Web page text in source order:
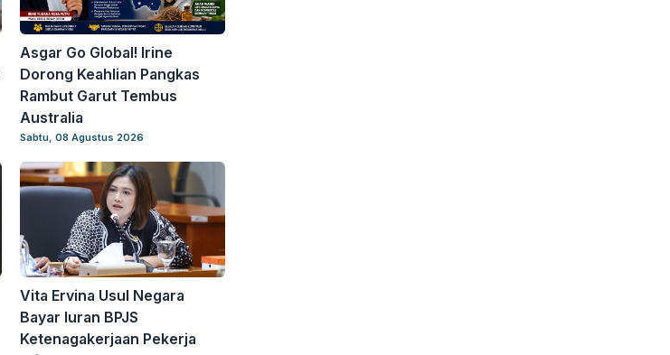
Asgar Go Global! Irine
Dorong Keahlian Pangkas
Rambut Garut Tembus
Australia
Sabtu, 08 Agustus 2026
Vita Ervina Usul Negara
Bayar Iuran BPJS
Ketenagakerjaan Pekerja